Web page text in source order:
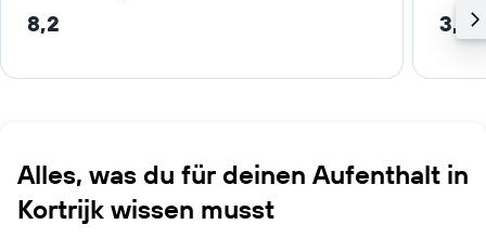
8,2 3,6
Alles, was du für deinen Aufenthalt in
Kortrijk wissen musst